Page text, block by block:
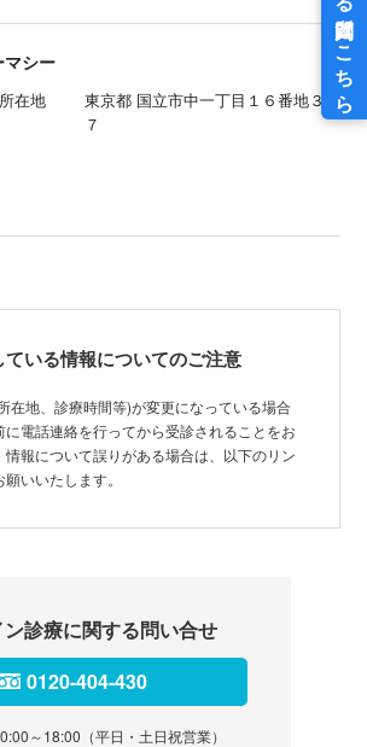
マシー
所在地
東京都 国立市中一丁目１６番地３
７
ている情報についてのご注意
在地、診療時間等)が変更になっている場合
に電話連絡を行ってから受診されることをお
情報について誤りがある場合は、以下のリン
いいたします。
診療に関する問い合せ
0120-404-430
～18:00（平日・土日祝営業）